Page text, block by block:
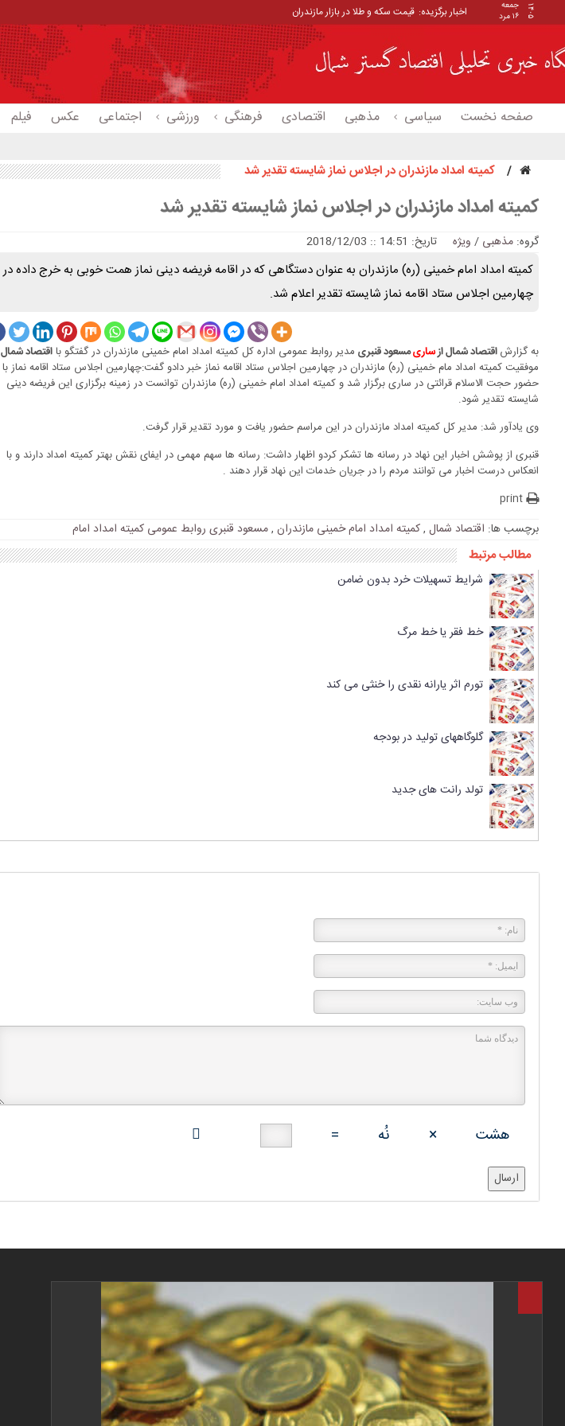
۱۴۰۵
جمعه
۱۶ مرد
اخبار برگزیده: قیمت سکه و طلا در بازار مازندران
صفحه نخست سیاسی مذهبی اقتصادی فرهنگی ورزشی اجتماعی عکس فیلم
کمیته امداد مازندران در اجلاس نماز شایسته تقدیر شد
کمیته امداد مازندران در اجلاس نماز شایسته تقدیر شد
گروه:مذهبی / ویژه تاریخ: 14:51 :: 2018/12/03
کمیته امداد امام خمینی (ره) مازندران به عنوان دستگاهی که در اقامه فریضه دینی نماز همت خوبی به خرج داده در
چهارمین اجلاس ستاد اقامه نماز شایسته تقدیر اعلام شد.
به گزارش اقتصاد شمال ازساریمسعود قنبری مدیر روابط عمومی اداره کل کمیته امداد امام خمینی مازندران در گفتگو بااقتصاد شمال
موفقیت کمیته امداد مام خمینی (ره) مازندران در چهارمین اجلاس ستاد اقامه نماز خبر دادو گفت:چهارمین اجلاس ستاد اقامه نماز با
حضور حجت الاسلام قرائتی در ساری برگزار شد و کمیته امداد امام خمینی (ره) مازندران توانست در زمینه برگزاری این فریضه دینی
شایسته تقدیر شود.
وی یادآور شد: مدیر کل کمیته امداد مازندران در این مراسم حضور یافت و مورد تقدیر قرار گرفت.
قنبری از پوشش اخبار این نهاد در رسانه ها تشکر کردو اظهار داشت: رسانه ها سهم مهمی در ایفای نقش بهتر کمیته امداد دارند و با
انعکاس درست اخبار می توانند مردم را در جریان خدمات این نهاد قرار دهند .
print
برچسب ها: اقتصاد شمال ,کمیته امداد امام خمینی مازندران ,مسعود قنبری روابط عمومی کمیته امداد امام
مطالب مرتبط
شرایط تسهیلات خرد بدون ضامن
خط فقر یا خط مرگ
تورم اثر یارانه نقدی را خنثی می کند
گلوگاههای تولید در بودجه
تولد رانت های جدید
هشت × نُه =
ارسال